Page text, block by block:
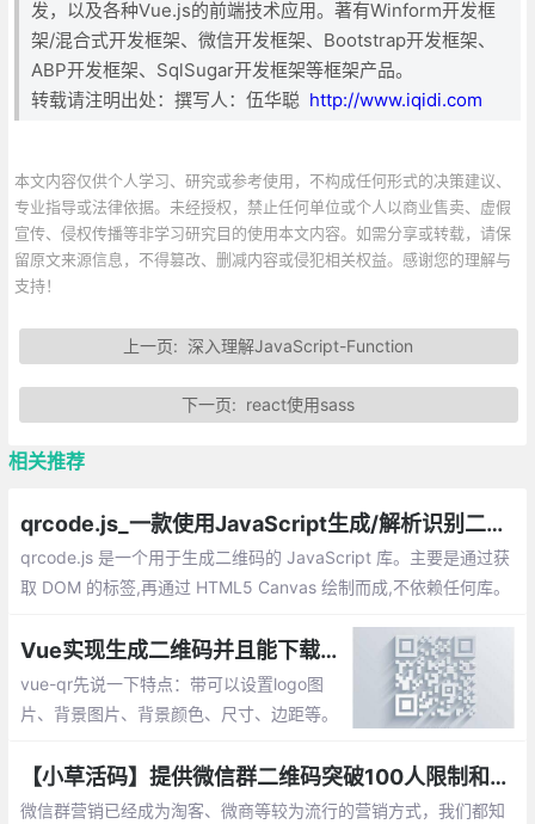
发，以及各种Vue.js的前端技术应用。著有Winform开发框
架/混合式开发框架、微信开发框架、Bootstrap开发框架、
ABP开发框架、SqlSugar开发框架等框架产品。
转载请注明出处：撰写人：伍华聪 http://www.iqidi.com
本文内容仅供个人学习、研究或参考使用，不构成任何形式的决策建议、
专业指导或法律依据。未经授权，禁止任何单位或个人以商业售卖、虚假
宣传、侵权传播等非学习研究目的使用本文内容。如需分享或转载，请保
留原文来源信息，不得篡改、删减内容或侵犯相关权益。感谢您的理解与
支持！
上一页:深入理解JavaScript-Function
下一页: react使用sass
相关推荐
qrcode.js_一款使用JavaScript生成/解析识别二维码的js库
qrcode.js 是一个用于生成二维码的 JavaScript 库。主要是通过获
取 DOM 的标签,再通过 HTML5 Canvas 绘制而成,不依赖任何库。
码等
Vue实现生成二维码并且能下载到本地_vue-qr的使用
vue-qr先说一下特点：带可以设置logo图
片、背景图片、背景颜色、尺寸、边距等。
二维码，要想生成canvas的二维码，得安装
awesome-qr.js
【小草活码】提供微信群二维码突破100人限制和7天不过期的方法
微信群营销已经成为淘客、微商等较为流行的营销方式，我们都知